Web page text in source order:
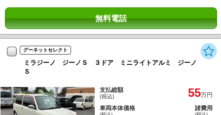
無料電話
グーネットセレクト
ミラジーノ ジーノＳ ３ドア ミニライトアルミ ジーノ
Ｓ
支払総額
(税込) 55万円
車両本体価格
諸費用